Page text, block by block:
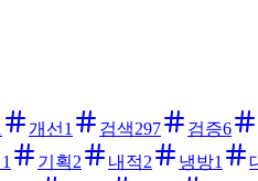
개선 1 검색297 검증6
1 기획2 내적2 냉방1